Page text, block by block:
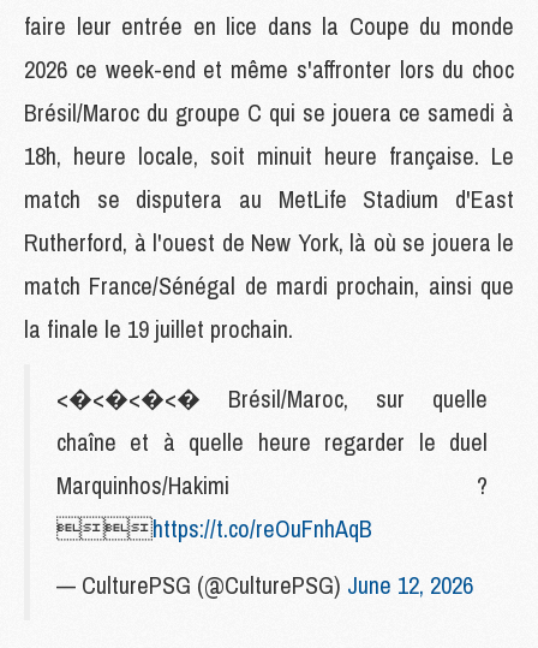
faire leur entrée en lice dans la Coupe du monde
2026 ce week-end et même s'affronter lors du choc
Brésil/Maroc du groupe C qui se jouera ce samedi à
18h, heure locale, soit minuit heure française. Le
match se disputera au MetLife Stadium d'East
Rutherford, à l'ouest de New York, là où se jouera le
match France/Sénégal de mardi prochain, ainsi que
la finale le 19 juillet prochain.
<�<�<�<� Brésil/Maroc, sur quelle
chaîne et à quelle heure regarder le duel
Marquinhos/Hakimi ?
https://t.co/reOuFnhAqB
— CulturePSG (@CulturePSG) June 12, 2026